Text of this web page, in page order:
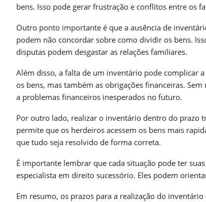
bens. Isso pode gerar frustração e conflitos entre os
Outro ponto importante é que a ausência de
podem não concordar sobre como dividir os bens.
disputas podem desgastar as relações familiares.
Além disso, a falta de um inventário pode complicar
os bens, mas também as obrigações financeiras.
a problemas financeiros inesperados no futuro.
Por outro lado, realizar o inventário dentro do prazo
permite que os herdeiros acessem os bens mais
que tudo seja resolvido de forma correta.
É importante lembrar que cada situação pode ter
especialista em direito sucessório. Eles podem
Em resumo, os prazos para a realização do